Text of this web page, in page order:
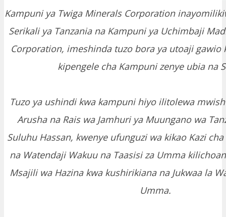
Kampuni ya Twiga Minerals Corporation
Serikali ya Tanzania na Kampuni ya Uchimbaji
Corporation, imeshinda tuzo bora ya utoaji gawio
kipengele cha Kampuni zenye ubia na
Tuzo ya ushindi kwa kampuni hiyo ilitolewa
Arusha na Rais wa Jamhuri ya Muungano wa
Suluhu Hassan, kwenye ufunguzi wa kikao Kazi
na Watendaji Wakuu na Taasisi za Umma
Msajili wa Hazina kwa kushirikiana na Jukwaa la
Umma.